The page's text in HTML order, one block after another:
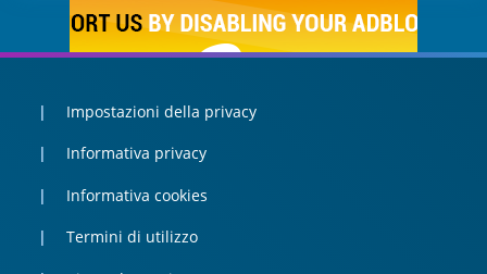
Impostazioni della privacy
Informativa privacy
Informativa cookies
Termini di utilizzo